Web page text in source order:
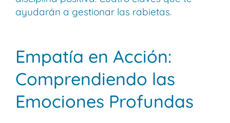
ayudarán a gestionar las rabietas.
Empatía en Acción:
Comprendiendo las
Emociones Profundas